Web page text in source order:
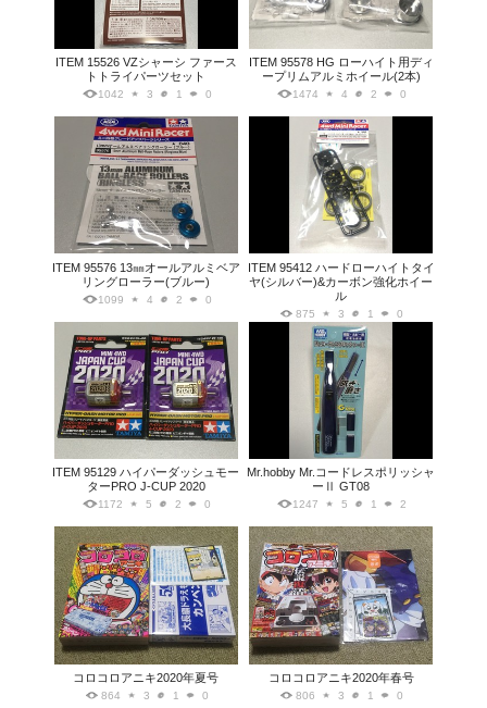
ITEM 15526 VZシャーシ ファース
トトライパーツセット
1042 3 1 0
ITEM 95578 HG ローハイト用ディ
ープリムアルミホイール(2本)
1474 4 2 0
ITEM 95576 13㎜オールアルミベア
リングローラー(ブルー)
1099 4 2 0
ITEM 95412 ハードローハイトタイ
ヤ(シルバー)&カーボン強化ホイー
ル
875 3 1 0
ITEM 95129 ハイパーダッシュモー
ターPRO J-CUP 2020
1172 5 2 0
Mr.hobby Mr.コードレスポリッシャ
ーⅡ GT08
1247 5 1 2
コロコロアニキ2020年夏号
864 3 1 0
コロコロアニキ2020年春号
806 3 1 0